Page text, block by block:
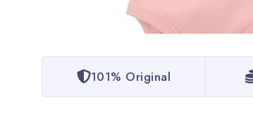
101% Original